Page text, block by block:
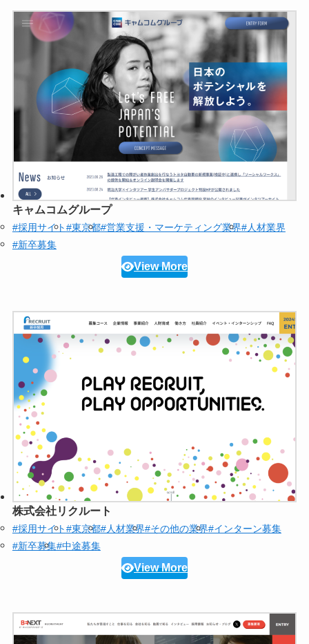
キャムコムグループ
#採用サイト#東京都#営業支援・マーケティング業界#人材業界
#新卒募集
View More
株式会社リクルート
#採用サイト#東京都#人材業界#その他の業界#インターン募集
#新卒募集#中途募集
View More